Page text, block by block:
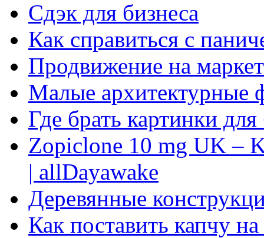
Сдэк для бизнеса
Как справиться с
Продвижение на
Малые архитектурные
Где брать картинки
Zopiclone 10 mg UK –
| allDayawake
Деревянные
Как поставить капчу